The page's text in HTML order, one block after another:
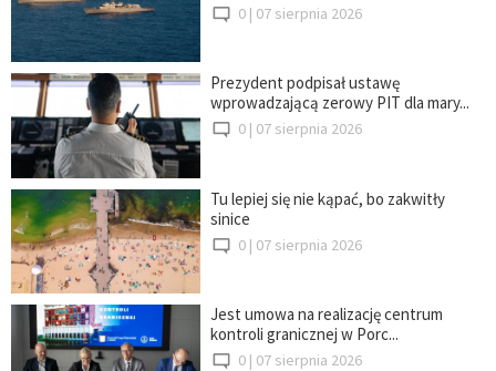
0 | 07 sierpnia 2026
Prezydent podpisał ustawę
wprowadzającą zerowy PIT dla mary...
0 | 07 sierpnia 2026
Tu lepiej się nie kąpać, bo zakwitły
sinice
0 | 07 sierpnia 2026
Jest umowa na realizację centrum
kontroli granicznej w Porc...
0 | 07 sierpnia 2026